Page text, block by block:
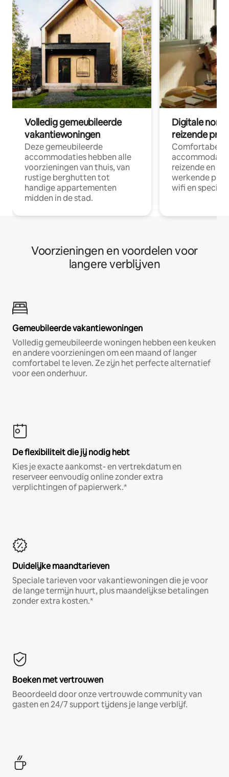
Volledig gemeubileerde
vakantiewoningen
Deze gemeubileerde
accommodaties hebben alle
voorzieningen van thuis, van
rustige berghutten tot
handige appartementen
midden in de stad.
Digitale
reizende
Comfortabele
reizende en
werkende
wifi en
Voorzieningen en voordelen voor
langere verblijven
Gemeubileerde vakantiewoningen
Volledig gemeubileerde woningen hebben een keuken
en andere voorzieningen om een maand of langer
comfortabel te leven. Ze zijn het perfecte alternatief
voor een onderhuur.
De flexibiliteit die jij nodig hebt
Kies je exacte aankomst- en vertrekdatum en
reserveer eenvoudig online zonder extra
verplichtingen of papierwerk.*
Duidelijke maandtarieven
Speciale tarieven voor vakantiewoningen die je voor
de lange termijn huurt, plus maandelijkse betalingen
zonder extra kosten.*
Boeken met vertrouwen
Beoordeeld door onze vertrouwde community van
gasten en 24/7 support tijdens je lange verblijf.